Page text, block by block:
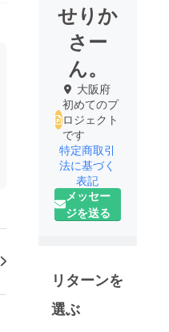
せりか
さー
ん。
大阪府
初めてのプ
ロジェクト
です
特定商取引
法に基づく
表記
メッセー
ジを送る
リターンを
選ぶ